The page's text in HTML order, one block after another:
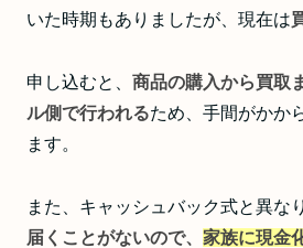
いた時期もありましたが、現在は
申し込むと、 商品の購入から買取
ル側で行われるため、手間がかか
ます。
また、キャッシュバック式と異なり
届くことがないので、 家族に現金